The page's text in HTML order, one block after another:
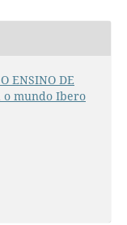
ENSINO DE
o mundo Ibero